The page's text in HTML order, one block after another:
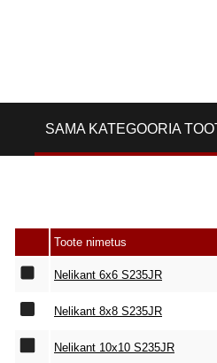
SAMA KATEGOORIA
Toote nimetus
Nelikant 6x6 S235JR
Nelikant 8x8 S235JR
Nelikant 10x10 S235JR